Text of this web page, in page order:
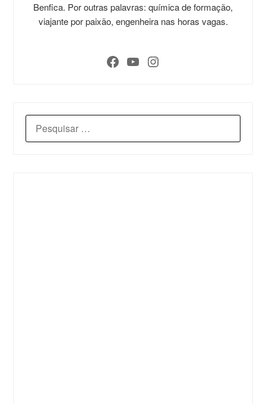
Benfica. Por outras palavras: química de formação,
viajante por paixão, engenheira nas horas vagas.